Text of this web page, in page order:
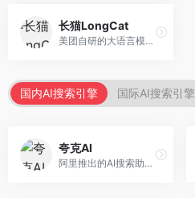
长猫LongCat
美团自研的大语言模型对话平台，专注于本地生活服务场景。面向美团生态用户，提供智能推荐、服务问答等功能，本地生活知识覆盖全面。
国内AI搜索引擎 国际AI搜索引擎
夸克AI
阿里推出的AI搜索助手，整合搜索与AI功能。面向年轻用户，提供智能搜索、文档处理、学习辅助等服务，与夸克生态深度整合。